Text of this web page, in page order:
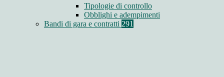
Tipologie di controllo
Obblighi e adempimenti
Bandi di gara e contratti 291